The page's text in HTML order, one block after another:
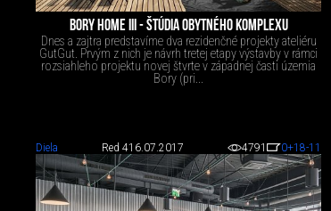
BORY HOME III - ŠTÚDIA OBYTNÉHO KOMPLEXU
Dnes a zajtra predstavíme dva rezidenčné projekty ateliéru
GutGut. Prvým z nich je návrh tretej etapy výstavby v rámci
rozsiahleho projektu novej štvrte v západnej časti územia
Bory (pri...
Diela Red 416.07.2017 4791 0+18-11